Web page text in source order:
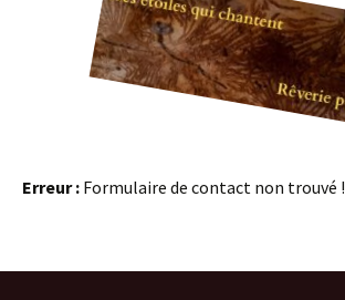
Erreur : Formulaire de contact non trouvé !